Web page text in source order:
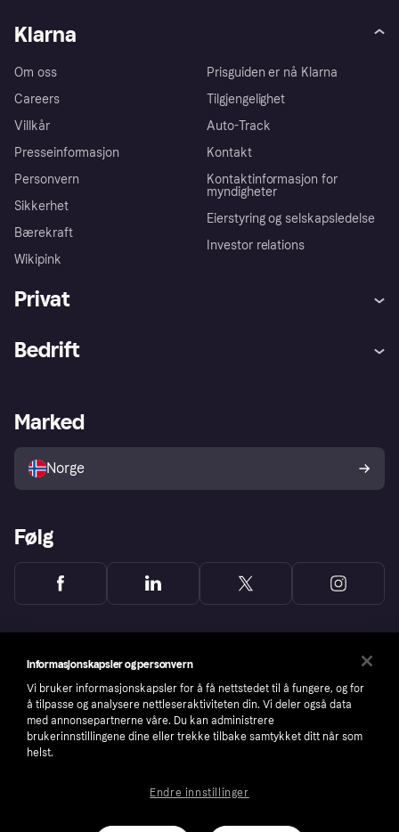
Klarna
Om oss
Careers
Villkår
Presseinformasjon
Personvern
Sikkerhet
Bærekraft
Wikipink
Prisguiden er nå Klarna
Tilgjengelighet
Auto-Track
Kontakt
Kontaktinformasjon for
myndigheter
Eierstyring og selskapsledelse
Investor relations
Privat
Utforsk butikker
Bedrift
Merchant portal
Marked
Norge
Følg
number: 556737-0431
Informasjonskapsler og personvern
Vi bruker informasjonskapsler for å få nettstedet til å fungere, og for
å tilpasse og analysere nettleseraktiviteten din. Vi deler også data
med annonsepartnerne våre. Du kan administrere
brukerinnstillingene dine eller trekke tilbake samtykket ditt når som
helst.
Endre innstillinger